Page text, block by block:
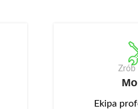
produktu wskazano:
front akrylowy.
prawa DPPW 105.Zrób
Ekipa